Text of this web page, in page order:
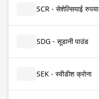
SCR - सेशेल्सियाई रुपया
SDG - सूडानी पाउंड
SEK - स्वीडीश क्रोना